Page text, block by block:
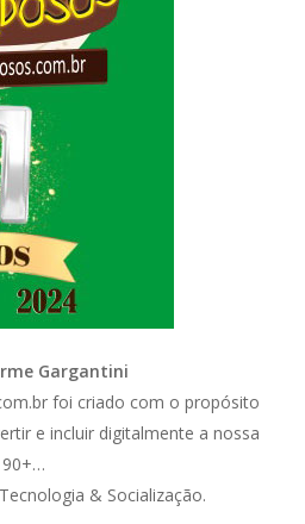
Gargantini
foi criado com o propósito
e incluir digitalmente a nossa
90+…
& Socialização.